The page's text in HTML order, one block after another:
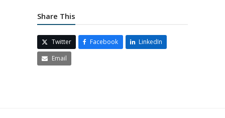
Share This
Twitter Facebook
LinkedIn
Email